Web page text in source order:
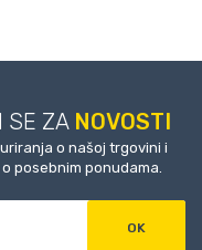
SE ZA NOVOSTI
o našoj trgovini i
posebnim ponudama.